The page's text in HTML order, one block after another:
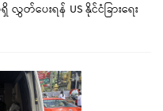
လွှတ်ပေးရန် US နိုင်ငံခြားရေး